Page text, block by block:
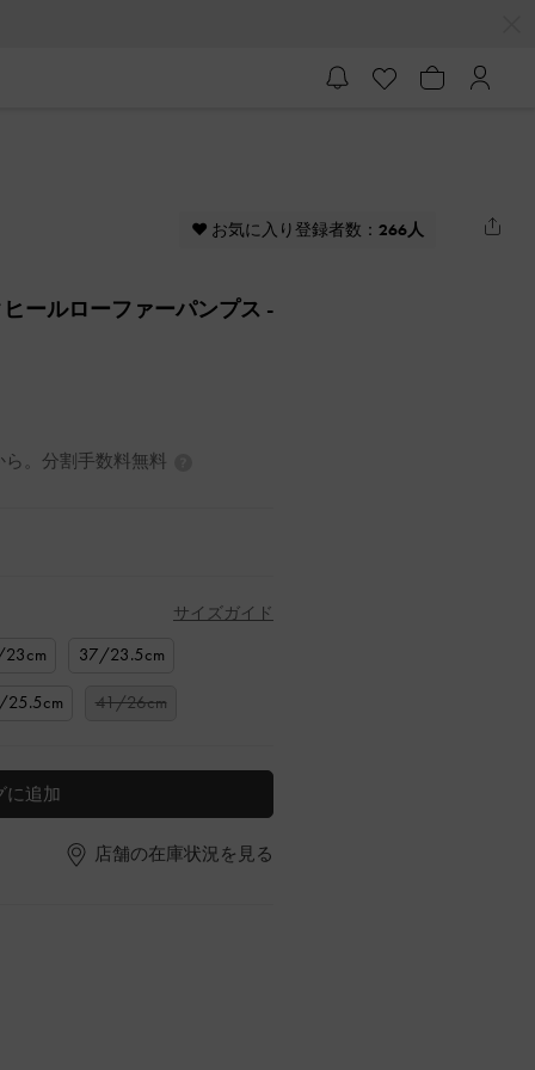
♥ お気に入り登録者数： 266人
ールローファーパンプス -
。分割手数料無料
サイズガイド
37/23.5cm
41/26cm
に追加
店舗の在庫状況を見る